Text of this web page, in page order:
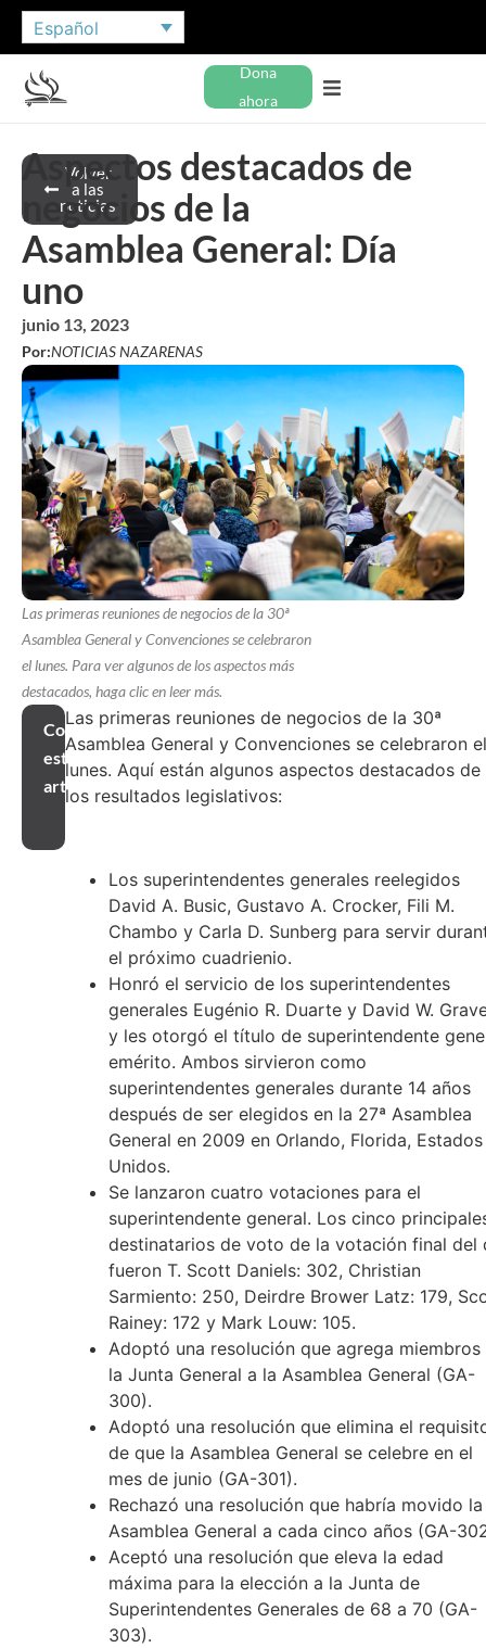
Español
Dona
ahora
Volver
a las
noticias
Aspectos destacados de
negocios de la
Asamblea General: Día
uno
junio 13, 2023
Por:NOTICIAS NAZARENAS
Las primeras reuniones de negocios de la 30ª
Asamblea General y Convenciones se celebraron
el lunes. Para ver algunos de los aspectos más
destacados, haga clic en leer más.
Compartir
este
artículo
Las primeras reuniones de negocios de la 30ª
Asamblea General y Convenciones se celebraron el
lunes. Aquí están algunos aspectos destacados de
los resultados legislativos:
Los superintendentes generales reelegidos
David A. Busic, Gustavo A. Crocker, Fili M.
Chambo y Carla D. Sunberg para servir
el próximo cuadrienio.
Honró el servicio de los superintendentes
generales Eugénio R. Duarte y David W.
y les otorgó el título de superintendente
emérito. Ambos sirvieron como
superintendentes generales durante 14 años
después de ser elegidos en la 27ª Asamblea
General en 2009 en Orlando, Florida, Estados
Unidos.
Se lanzaron cuatro votaciones para el
superintendente general. Los cinco
destinatarios de voto de la votación final del
fueron T. Scott Daniels: 302, Christian
Sarmiento: 250, Deirdre Brower Latz: 179,
Rainey: 172 y Mark Louw: 105.
Adoptó una resolución que agrega miembros
la Junta General a la Asamblea General (GA-
300).
Adoptó una resolución que elimina el
de que la Asamblea General se celebre en el
mes de junio (GA-301).
Rechazó una resolución que habría movido la
Asamblea General a cada cinco años (GA-
Aceptó una resolución que eleva la edad
máxima para la elección a la Junta de
Superintendentes Generales de 68 a 70 (GA-
303).